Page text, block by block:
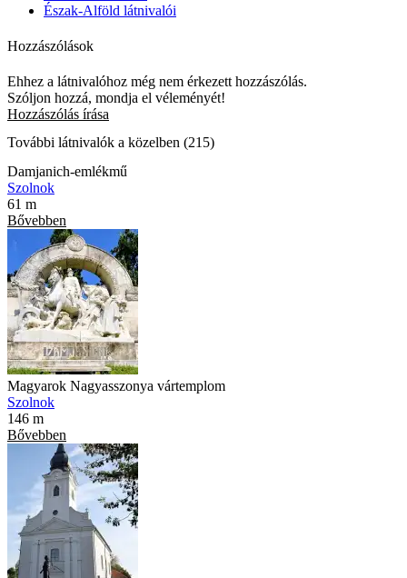
Észak-Alföld látnivalói
Hozzászólások
Ehhez a látnivalóhoz még nem érkezett hozzászólás.
Szóljon hozzá, mondja el véleményét!
Hozzászólás írása
További látnivalók a közelben (215)
Damjanich-emlékmű
Szolnok
61 m
Bővebben
Magyarok Nagyasszonya vártemplom
Szolnok
146 m
Bővebben